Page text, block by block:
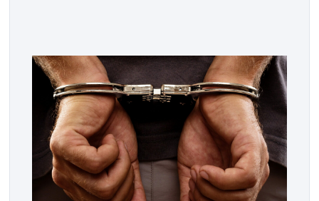
15 غشت الجاري. وعرفت المناطق الشمالية خلال الساعات
الأخيرة انتشارا أمنيا مكثفا، خاصة بالمحاور الطرقية المؤدية
إلى الفنيدق، حيث جرى تعزيز الدوريات وإقامة […]